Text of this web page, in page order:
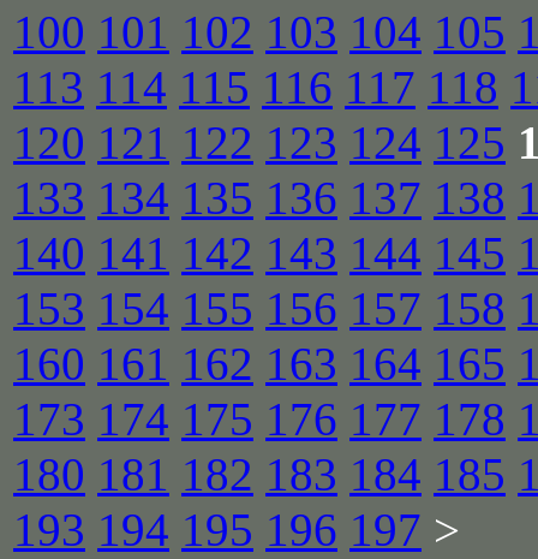
100 101 102 103 104 105
113 114 115 116 117 118
120 121 122 123 124 125
133 134 135 136 137 138
140 141 142 143 144 145
153 154 155 156 157 158
160 161 162 163 164 165
173 174 175 176 177 178
180 181 182 183 184 185
193 194 195 196 197 >